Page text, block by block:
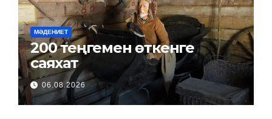
МӘДЕНИЕТ
200 теңгемен өткенге
саяхат
06.08.2026